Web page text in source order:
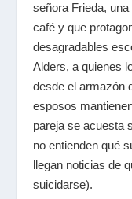
señora Frieda,
café y que
desagradables
Alders, a quienes
desde el armazón
esposos
pareja se acuesta
no entienden qué
llegan noticias de
suicidarse).